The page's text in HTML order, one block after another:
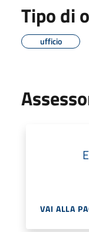
Tipo di
ufficio
VAI ALLA